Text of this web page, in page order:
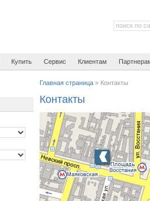
Купить Сервис Клиентам
Главная страница » Контакты
Контакты